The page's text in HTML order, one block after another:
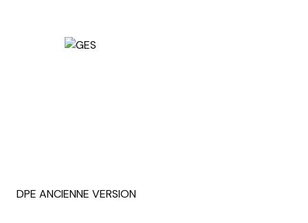
DPE ANCIENNE VERSION